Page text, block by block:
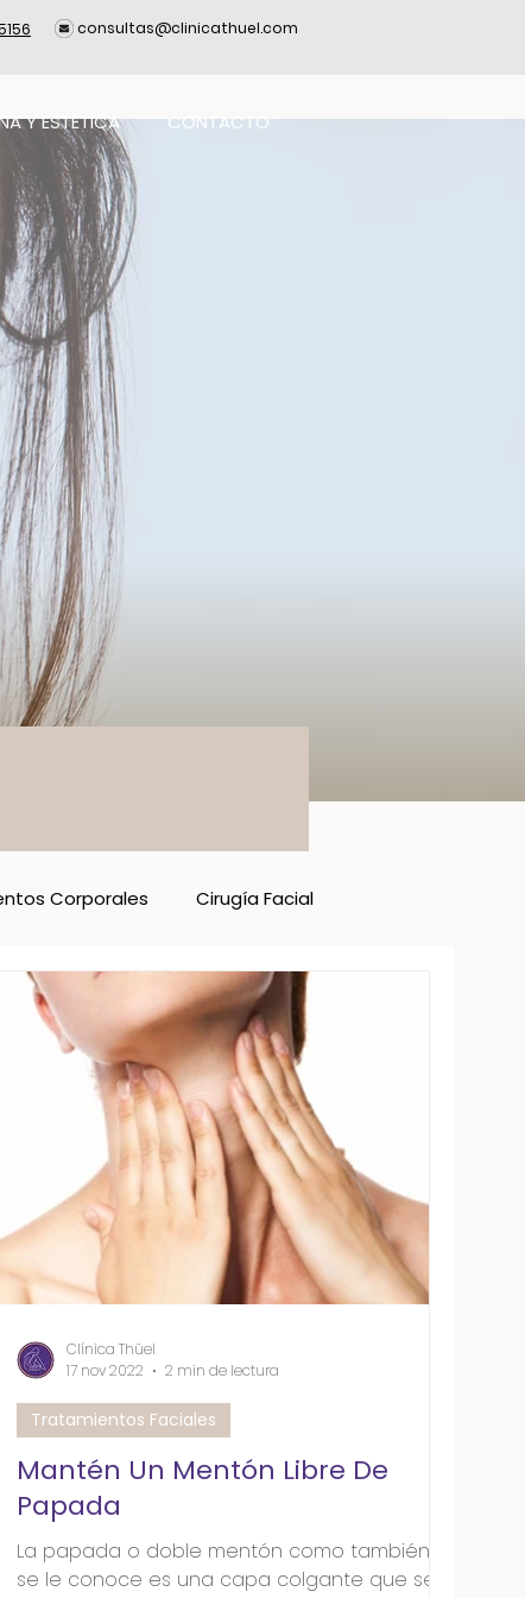
consultas@clinicathuel.com
Y ESTÉTICA
CONTACTO
Corporales Cirugía Facial
Mantén Un Mentón Libre De
Papada
La papada o doble mentón como también
se le conoce es una capa colgante que se
Tratamientos Faciales
Clínica Thüel
17 nov 2022
2 min de lectura